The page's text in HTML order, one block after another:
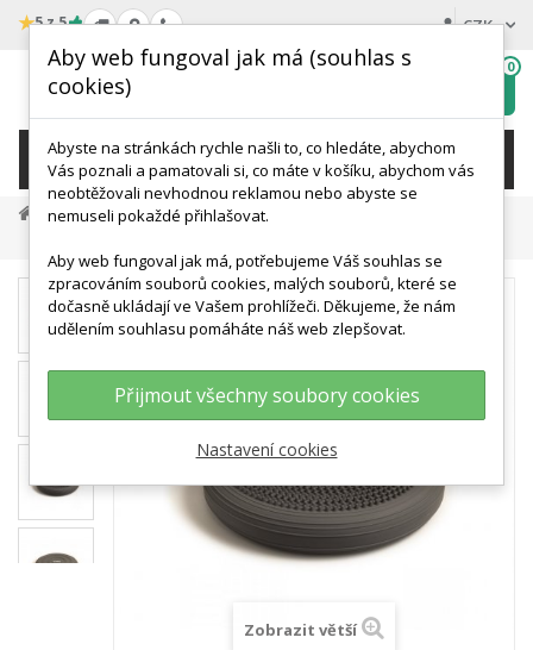
★5 z 5 CZK
wishlist
0
KATEGORIE
Terapie A Rehabilitace
Zobrazit větší
Aby web fungoval jak má (souhlas s
cookies)
Abyste na stránkách rychle našli to, co hledáte, abychom
Vás poznali a pamatovali si, co máte v košíku, abychom vás
neobtěžovali nevhodnou reklamou nebo abyste se
nemuseli pokaždé přihlašovat.
Aby web fungoval jak má, potřebujeme Váš souhlas se
zpracováním souborů cookies, malých souborů, které se
dočasně ukládají ve Vašem prohlížeči. Děkujeme, že nám
udělením souhlasu pomáháte náš web zlepšovat.
Přijmout všechny soubory cookies
Nastavení cookies